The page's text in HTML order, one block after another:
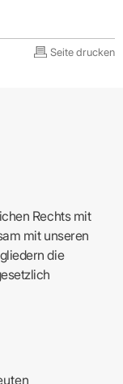
Seite drucken
Rechts mit
mit unseren
die